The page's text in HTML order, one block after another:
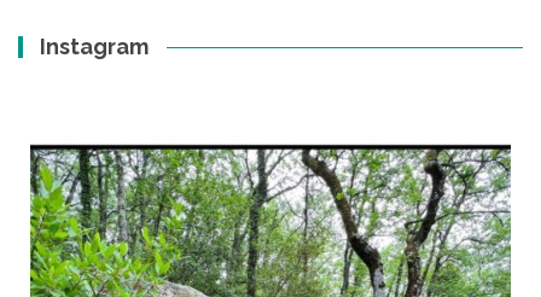
Instagram